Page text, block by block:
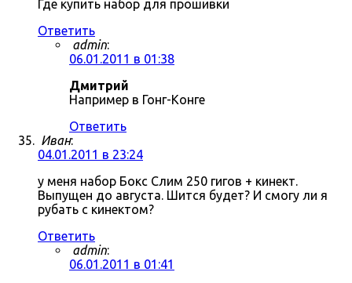
Где купить набор для прошивки
Ответить
admin:
06.01.2011 в 01:38
Дмитрий
Например в Гонг-Конге
Ответить
Иван:
04.01.2011 в 23:24
у меня набор Бокс Слим 250 гигов + кинект.
Выпущен до августа. Шится будет? И смогу ли я
рубать с кинектом?
Ответить
admin:
06.01.2011 в 01:41